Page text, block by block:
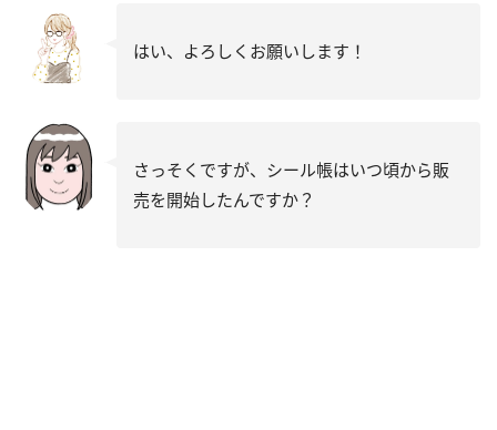
はい、よろしくお願いします！
さっそくですが、シール帳はいつ頃から販
売を開始したんですか？